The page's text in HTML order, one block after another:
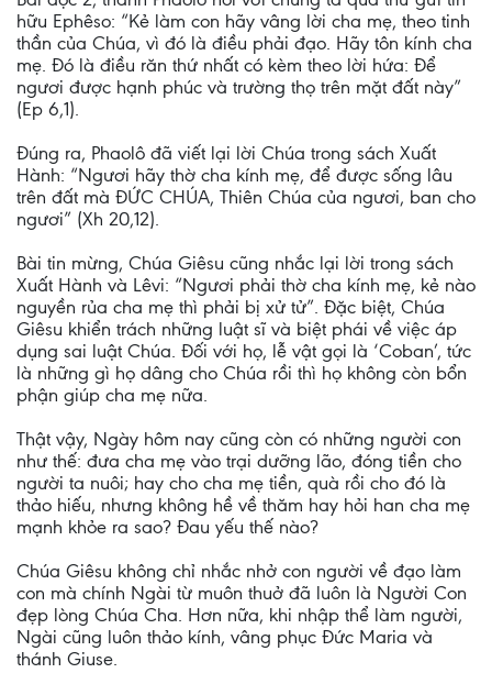
hữu Ephêso: “Kẻ làm con hãy vâng lời cha mẹ, theo tinh
thần của Chúa, vì đó là điều phải đạo. Hãy tôn kính cha
mẹ. Đó là điều răn thứ nhất có kèm theo lời hứa: Để
ngươi được hạnh phúc và trường thọ trên mặt đất này”
(Ep 6,1).
Đúng ra, Phaolô đã viết lại lời Chúa trong sách Xuất
Hành: “Ngươi hãy thờ cha kính mẹ, để được sống lâu
trên đất mà ĐỨC CHÚA, Thiên Chúa của ngươi, ban cho
ngươi” (Xh 20,12).
Bài tin mừng, Chúa Giêsu cũng nhắc lại lời trong sách
Xuất Hành và Lêvi: “Ngươi phải thờ cha kính mẹ, kẻ nào
nguyền rủa cha mẹ thì phải bị xử tử”. Đặc biệt, Chúa
Giêsu khiển trách những luật sĩ và biệt phái về việc áp
dụng sai luật Chúa. Đối với họ, lễ vật gọi là ‘Coban’, tức
là những gì họ dâng cho Chúa rồi thì họ không còn bổn
phận giúp cha mẹ nữa.
Thật vậy, Ngày hôm nay cũng còn có những người con
như thế: đưa cha mẹ vào trại dưỡng lão, đóng tiền cho
người ta nuôi; hay cho cha mẹ tiền, quà rồi cho đó là
thảo hiếu, nhưng không hề về thăm hay hỏi han cha mẹ
mạnh khỏe ra sao? Đau yếu thế nào?
Chúa Giêsu không chỉ nhắc nhở con người về đạo làm
con mà chính Ngài từ muôn thuở đã luôn là Người Con
đẹp lòng Chúa Cha. Hơn nữa, khi nhập thể làm người,
Ngài cũng luôn thảo kính, vâng phục Đức Maria và
thánh Giuse.